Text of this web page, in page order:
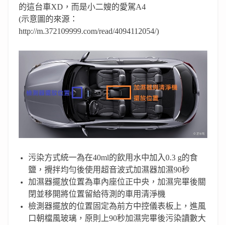
的這台車XD，而是小二嫂的愛駕A4
(示意圖的來源：
http://m.372109999.com/read/4094112054/)
污染方式統一為在40ml的飲用水中加入0.3 g的食
鹽，攪拌均勻後使用超音波式加濕器加濕90秒
加濕器擺放位置為車內座位正中央，加濕完畢後關
閉並移開將位置留給待測的車用清淨機
檢測器擺放的位置固定為前方中控儀表板上，進風
口朝檔風玻璃，原則上90秒加濕完畢後污染讀數大